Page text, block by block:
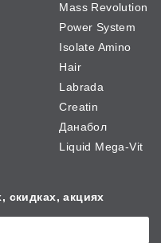
Mass Revolution
Power System
Isolate Amino
Hair
Labrada
Creatin
Данабол
Liquid Mega-Vit
скидках, акциях